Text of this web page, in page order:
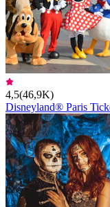
4,5(46,9K)
Disneyland® Paris